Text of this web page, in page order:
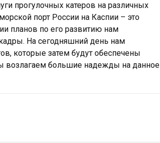
прогулочных катеров на различных
порт России на Каспии – это
планов по его развитию нам
На сегодняшний день нам
которые затем будут обеспечены
возлагаем большие надежды на данное